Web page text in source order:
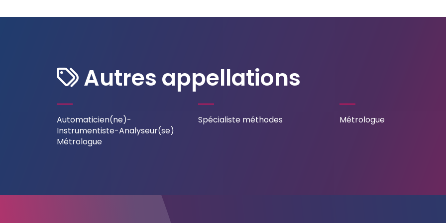
Autres appellations
Automaticien(ne)-
Instrumentiste-Analyseur(se)
Métrologue
Spécialiste méthodes Métrologue